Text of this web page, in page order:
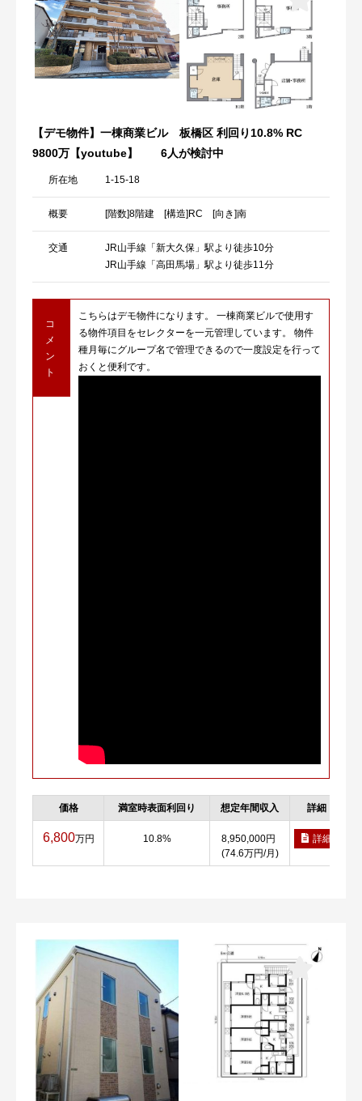
【デモ物件】一棟商業ビル 板橋区 利回り10.8% RC
9800万【youtube】
6人が検討中
所在地 1-15-18
概要 [階数]8階建 [構造]RC [向き]南
交通
JR山手線「新大久保」駅より徒歩10分
JR山手線「高田馬場」駅より徒歩11分
コ
メ
ン
ト
こちらはデモ物件になります。 一棟商業ビルで使用す
る物件項目をセレクターを一元管理しています。 物件
種月毎にグループ名で管理できるので一度設定を行って
おくと便利です。
価格 満室時表面利回り 想定年間収入 詳細
6,800万円 10.8%
8,950,000円
(74.6万円/月)
詳細